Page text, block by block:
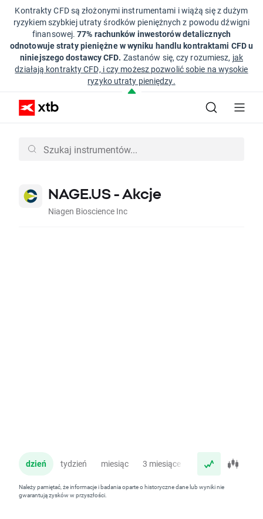
Kontrakty CFD są złożonymi instrumentami i wiążą się z dużym
ryzykiem szybkiej utraty środków pieniężnych z powodu dźwigni
finansowej.77% rachunków inwestorów detalicznych
odnotowuje straty pieniężne w wyniku handlu kontraktami CFD u
niniejszego dostawcy CFD. Zastanów się, czy rozumiesz, jak
działają kontrakty CFD, i czy możesz pozwolić sobie na wysokie
ryzyko utraty pieniędzy.
NAGE.US - Akcje
Niagen Bioscience Inc
dzień tydzień miesiąc 3 miesiące rok
Należy pamiętać, że informacje i badania oparte o historyczne dane lub wyniki nie
gwarantują zysków w przyszłości.